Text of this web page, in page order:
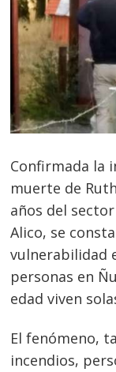
Confirmada la
muerte de
años del
Alico, se
vulnerabilidad
personas en
edad viven
El fenómeno,
incendios,